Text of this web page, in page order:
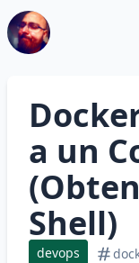
a un
Shell)
devops